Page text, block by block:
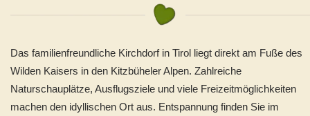
Das familienfreundliche Kirchdorf in Tirol liegt direkt am Fuße des
Wilden Kaisers in den Kitzbüheler Alpen. Zahlreiche
Naturschauplätze, Ausflugsziele und viele Freizeitmöglichkeiten
machen den idyllischen Ort aus. Entspannung finden Sie im